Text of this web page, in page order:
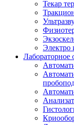
Текар
Электро
Лабораторное